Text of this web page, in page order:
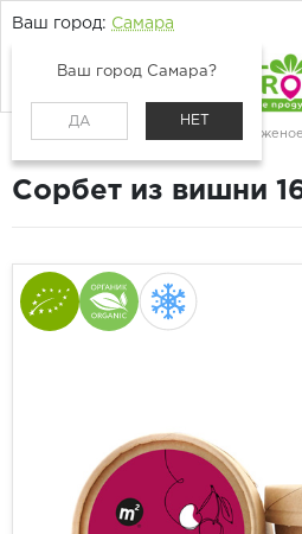
Ваш город: Самара
Ваш город Самара?
ДА НЕТ
Мороженое
Сорбет из вишни